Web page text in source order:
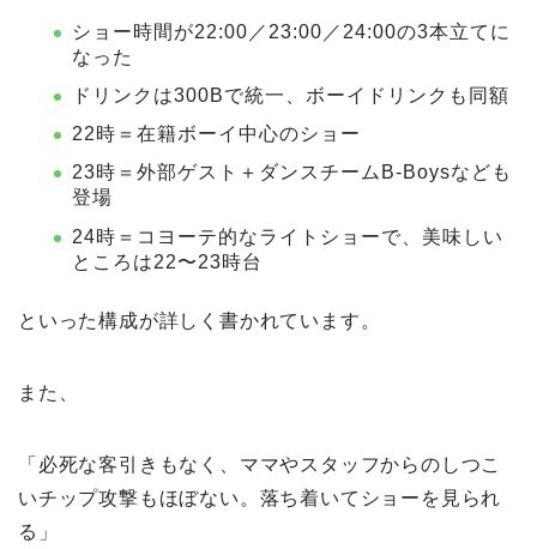
ショー時間が22:00／23:00／24:00の3本立てに
なった
ドリンクは300Bで統一、ボーイドリンクも同額
22時＝在籍ボーイ中心のショー
23時＝外部ゲスト＋ダンスチームB-Boysなども
登場
24時＝コヨーテ的なライトショーで、美味しい
ところは22〜23時台
といった構成が詳しく書かれています。
また、
「必死な客引きもなく、ママやスタッフからのしつこ
いチップ攻撃もほぼない。落ち着いてショーを見られ
る」